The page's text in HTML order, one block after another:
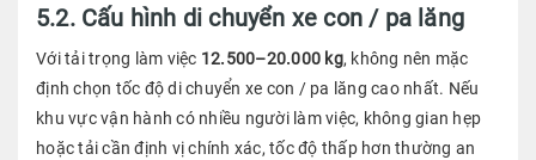
5.2. Cấu hình di chuyển xe con / pa lăng
Với tải trọng làm việc 12.500–20.000 kg, không nên mặc
định chọn tốc độ di chuyển xe con / pa lăng cao nhất. Nếu
khu vực vận hành có nhiều người làm việc, không gian hẹp
hoặc tải cần định vị chính xác, tốc độ thấp hơn thường an